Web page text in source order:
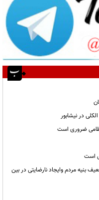
ضروری است
است
بنیه مردم وایجاد نارضایتی در بین